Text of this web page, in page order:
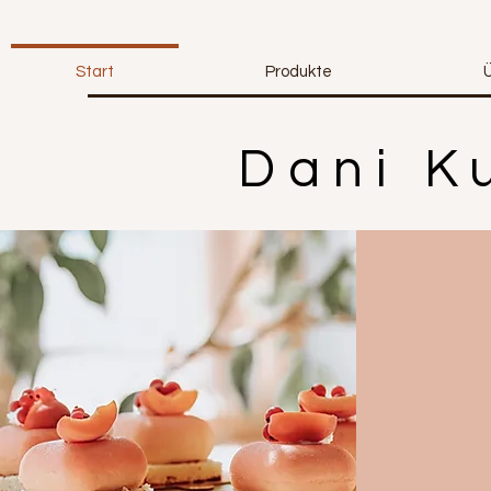
Start Produkte
Dani